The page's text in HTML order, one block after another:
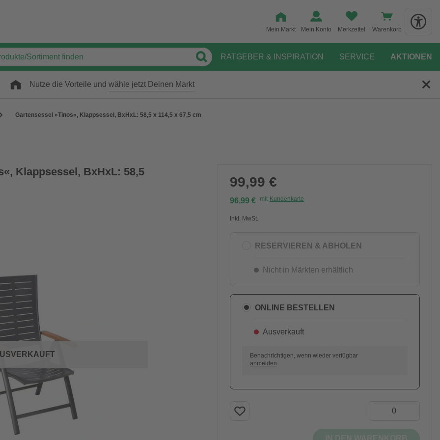
Mein Markt Mein Konto Merkzettel Warenkorb
RATGEBER & INSPIRATION SERVICE AKTIONEN
Nutze die Vorteile und wähle jetzt Deinen Markt
Gartensessel »Tinos«, Klappsessel, BxHxL: 58,5 x 114,5 x 67,5 cm
Klappsessel, BxHxL: 58,5
AUSVERKAUFT
99,99 €
96,99 € mit Kundenkarte
Inkl. MwSt.
RESERVIEREN & ABHOLEN
Nicht in Märkten erhältlich
ONLINE BESTELLEN
Ausverkauft
Benachrichtigen, wenn wieder verfügbar
anmelden